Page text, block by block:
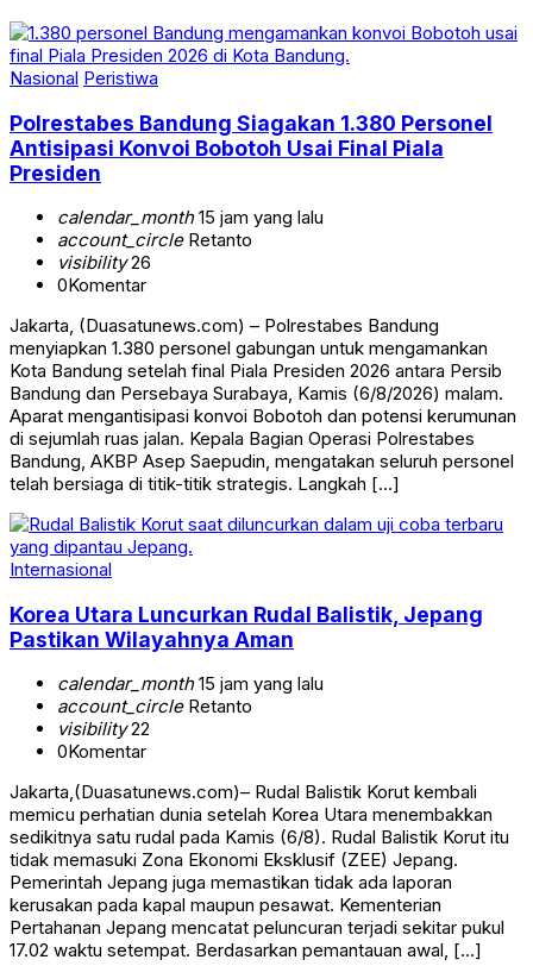
Nasional Peristiwa
Polrestabes Bandung Siagakan 1.380 Personel
Antisipasi Konvoi Bobotoh Usai Final Piala
Presiden
calendar_month15 jam yang lalu
account_circleRetanto
visibility26
0Komentar
Jakarta, (Duasatunews.com) – Polrestabes Bandung
menyiapkan 1.380 personel gabungan untuk mengamankan
Kota Bandung setelah final Piala Presiden 2026 antara Persib
Bandung dan Persebaya Surabaya, Kamis (6/8/2026) malam.
Aparat mengantisipasi konvoi Bobotoh dan potensi kerumunan
di sejumlah ruas jalan. Kepala Bagian Operasi Polrestabes
Bandung, AKBP Asep Saepudin, mengatakan seluruh personel
telah bersiaga di titik-titik strategis. Langkah […]
Internasional
Korea Utara Luncurkan Rudal Balistik, Jepang
Pastikan Wilayahnya Aman
calendar_month15 jam yang lalu
account_circleRetanto
visibility22
0Komentar
Jakarta,(Duasatunews.com)– Rudal Balistik Korut kembali
memicu perhatian dunia setelah Korea Utara menembakkan
sedikitnya satu rudal pada Kamis (6/8). Rudal Balistik Korut itu
tidak memasuki Zona Ekonomi Eksklusif (ZEE) Jepang.
Pemerintah Jepang juga memastikan tidak ada laporan
kerusakan pada kapal maupun pesawat. Kementerian
Pertahanan Jepang mencatat peluncuran terjadi sekitar pukul
17.02 waktu setempat. Berdasarkan pemantauan awal, […]